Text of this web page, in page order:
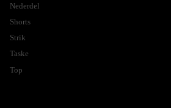
Nederdel
Shorts
Strik
Taske
Top